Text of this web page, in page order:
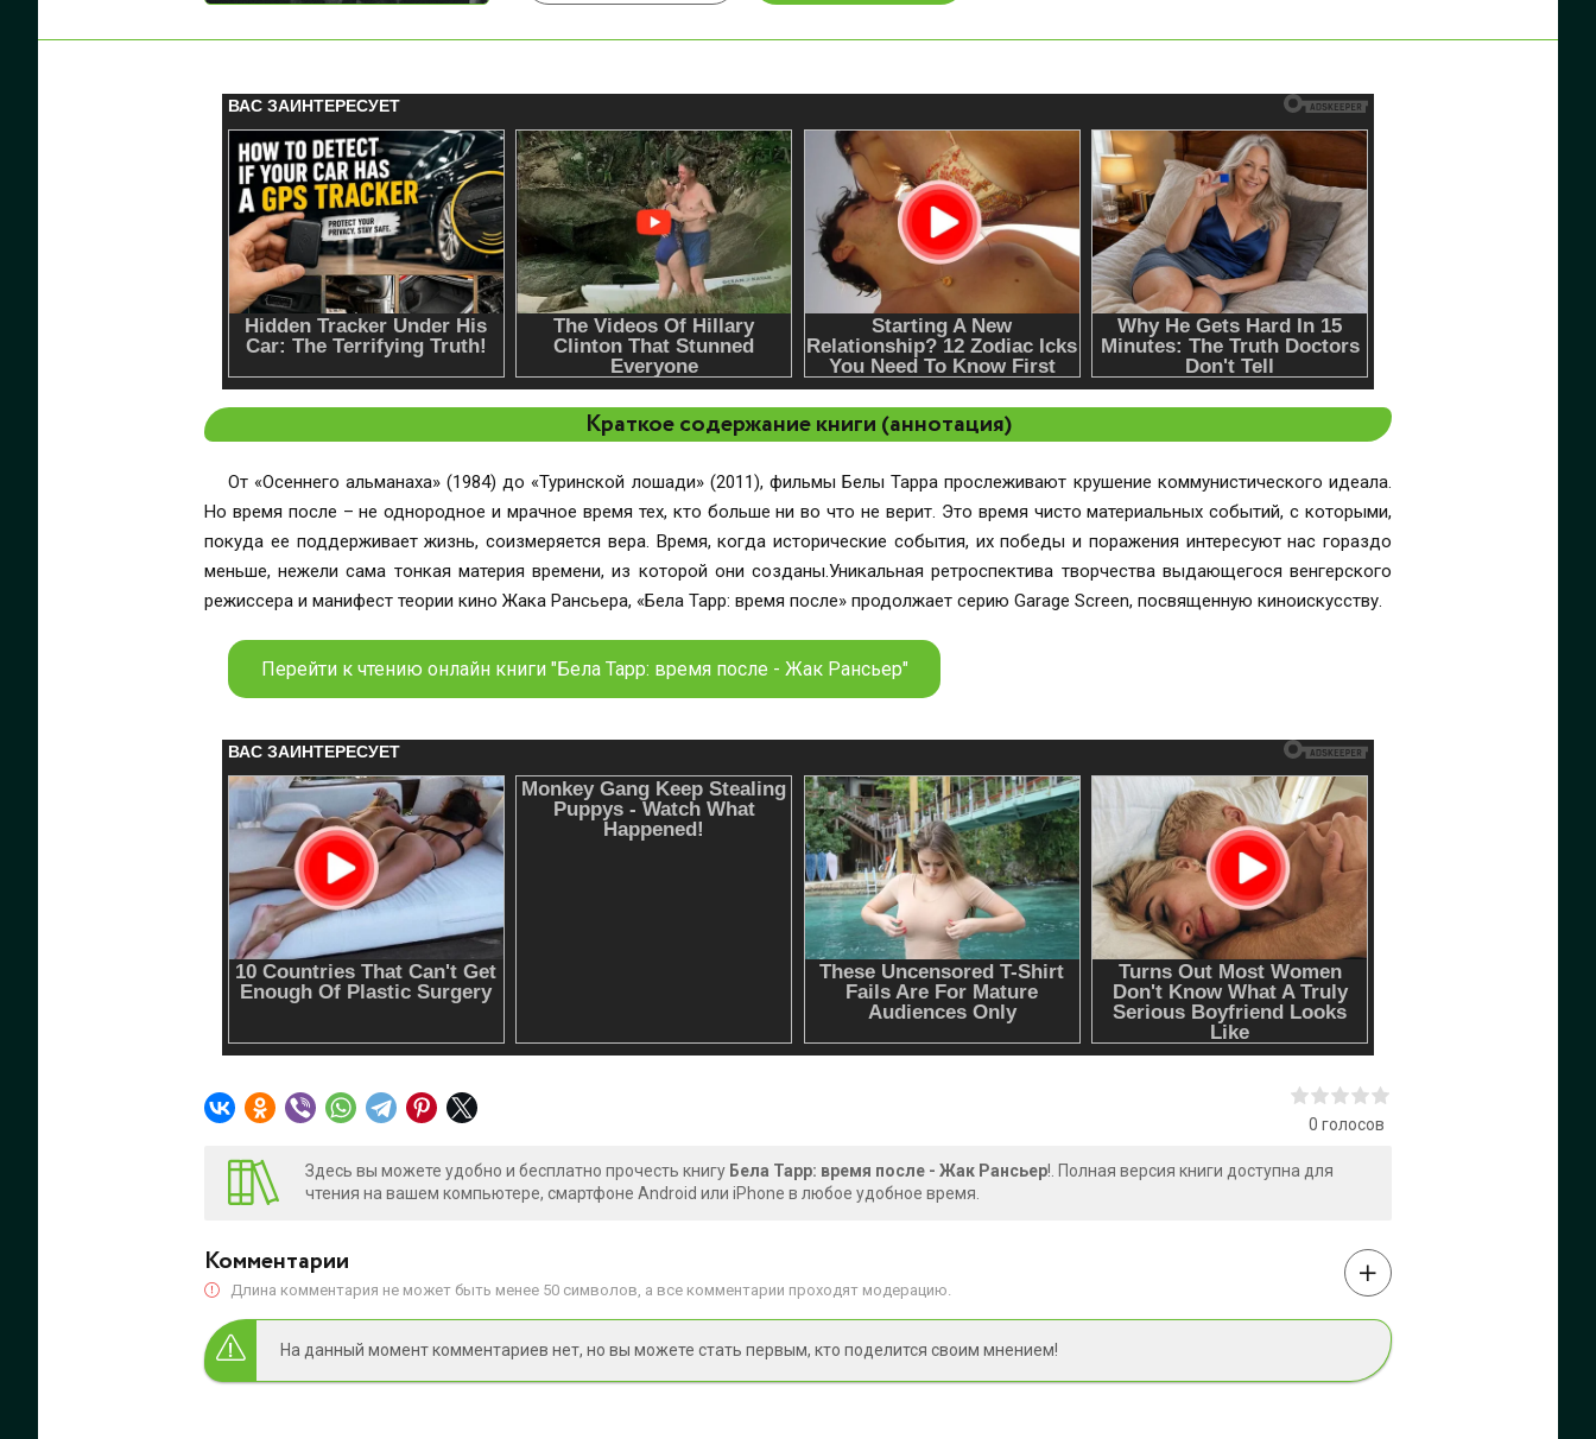
Краткое содержание книги (аннотация)
От «Осеннего альманаха» (1984) до «Туринской лошади» (2011), фильмы Белы Тарра прослеживают крушение коммунистического идеала.
Но время после – не однородное и мрачное время тех, кто больше ни во что не верит. Это время чисто материальных событий, с которыми,
покуда ее поддерживает жизнь, соизмеряется вера. Время, когда исторические события, их победы и поражения интересуют нас гораздо
меньше, нежели сама тонкая материя времени, из которой они созданы.Уникальная ретроспектива творчества выдающегося венгерского
режиссера и манифест теории кино Жака Рансьера, «Бела Тарр: время после» продолжает серию Garage Screen, посвященную киноискусству.
Перейти к чтению онлайн книги "Бела Тарр: время после - Жак Рансьер"
0 голосов
Здесь вы можете удобно и бесплатно прочесть книгу Бела Тарр: время после - Жак Рансьер!. Полная версия книги доступна для
чтения на вашем компьютере, смартфоне Android или iPhone в любое удобное время.
Комментарии
Длина комментария не может быть менее 50 символов, а все комментарии проходят модерацию.
На данный момент комментариев нет, но вы можете стать первым, кто поделится своим мнением!